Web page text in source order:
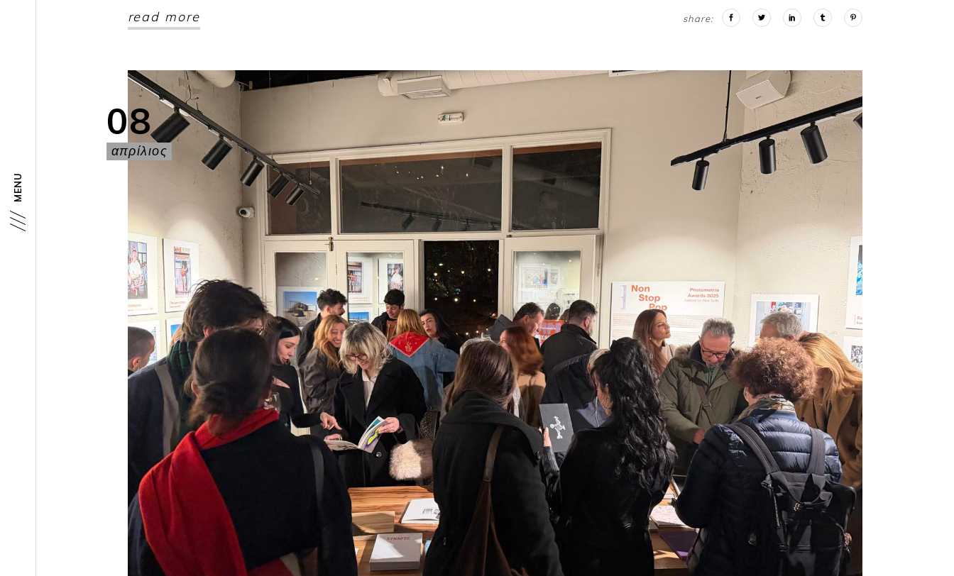
MENU
read more share:
08
απρίλιος